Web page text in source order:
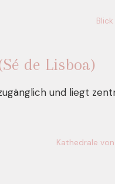
de Lisboa)
und liegt
Kathedrale